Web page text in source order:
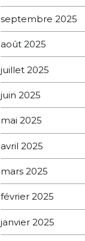
septembre 2025
août 2025
juillet 2025
juin 2025
mai 2025
avril 2025
mars 2025
février 2025
janvier 2025